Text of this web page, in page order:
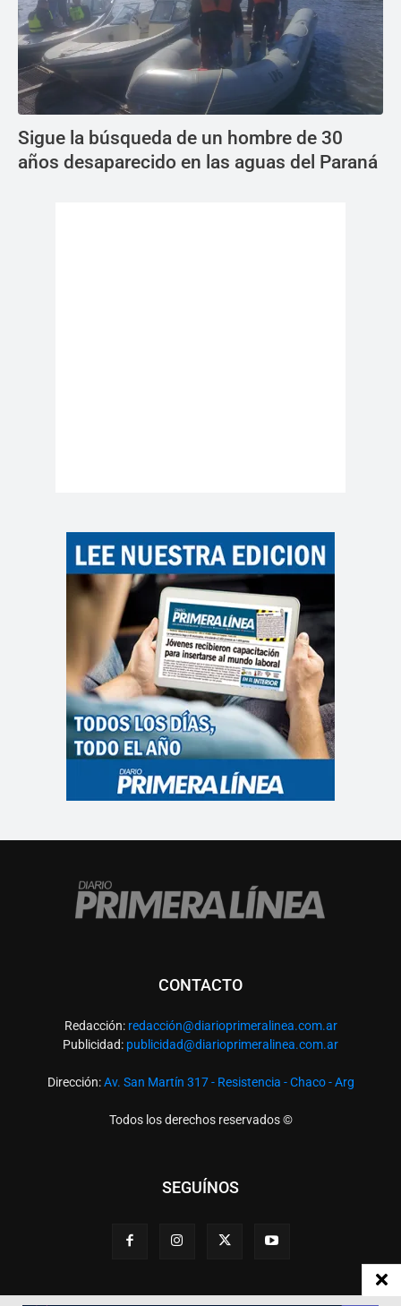
Sigue la búsqueda de un hombre de 30
años desaparecido en las aguas del Paraná
CONTACTO
Redacción: redacción@diarioprimeralinea.com.ar
Publicidad: publicidad@diarioprimeralinea.com.ar
Dirección:Av. San Martín 317 - Resistencia - Chaco - Arg
Todos los derechos reservados ©
SEGUÍNOS